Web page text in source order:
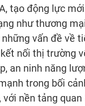
tạo động lực
như thương
vấn đề về
nối thị trường
an ninh năng
trong bối
nền tảng